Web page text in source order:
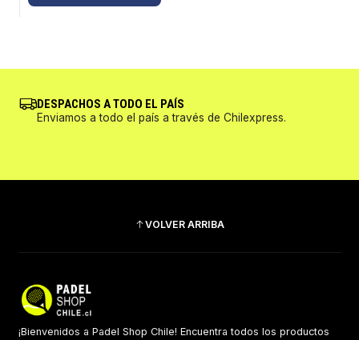
DESPACHOS A TODO EL PAÍS
Enviamos a todo el país a través de Chilexpress.
VOLVER ARRIBA
¡Bienvenidos a Padel Shop Chile! Encuentra todos los productos